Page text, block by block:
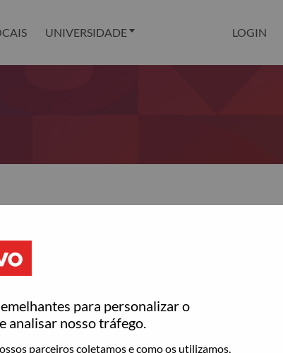
para personalizar o
analisar nosso tráfego.
parceiros coletamos e como os utilizamos,
UNIVERSIDADE LOGIN
"Continue".